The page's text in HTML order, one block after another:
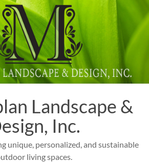
Landscape &
Inc.
unique, personalized, and sustainable
living spaces.